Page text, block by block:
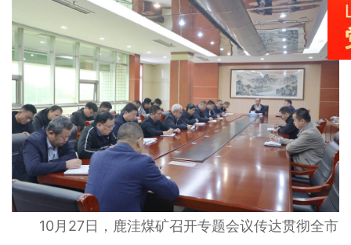
10月27日，鹿洼煤矿召开专题会议传达贯彻全市